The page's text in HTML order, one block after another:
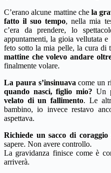
C’erano alcune mattine che la
fatto il suo tempo, nella mia
c’era da prendere, lo
appuntamenti, la gioia vellutata
feto sotto la mia pelle, la cura di
mattine che volevo andare
finalmente volare.
La paura s’insinuava come un
quando nasci, figlio mio? Un
velato di un fallimento. Le
bambino, io invece restavo
aspettava.
Richiede un sacco di coraggio
sapere. Non avere controllo.
La gravidanza finisce come è
arriverà.